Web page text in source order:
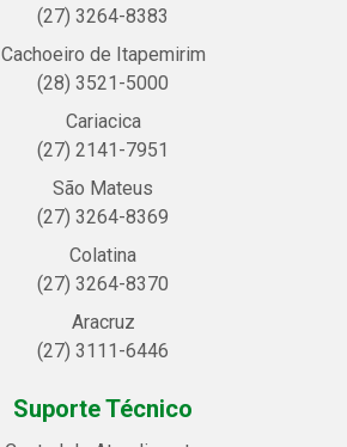
(27) 3264-8383
Cachoeiro de Itapemirim
(28) 3521-5000
Cariacica
(27) 2141-7951
São Mateus
(27) 3264-8369
Colatina
(27) 3264-8370
Aracruz
(27) 3111-6446
Suporte Técnico